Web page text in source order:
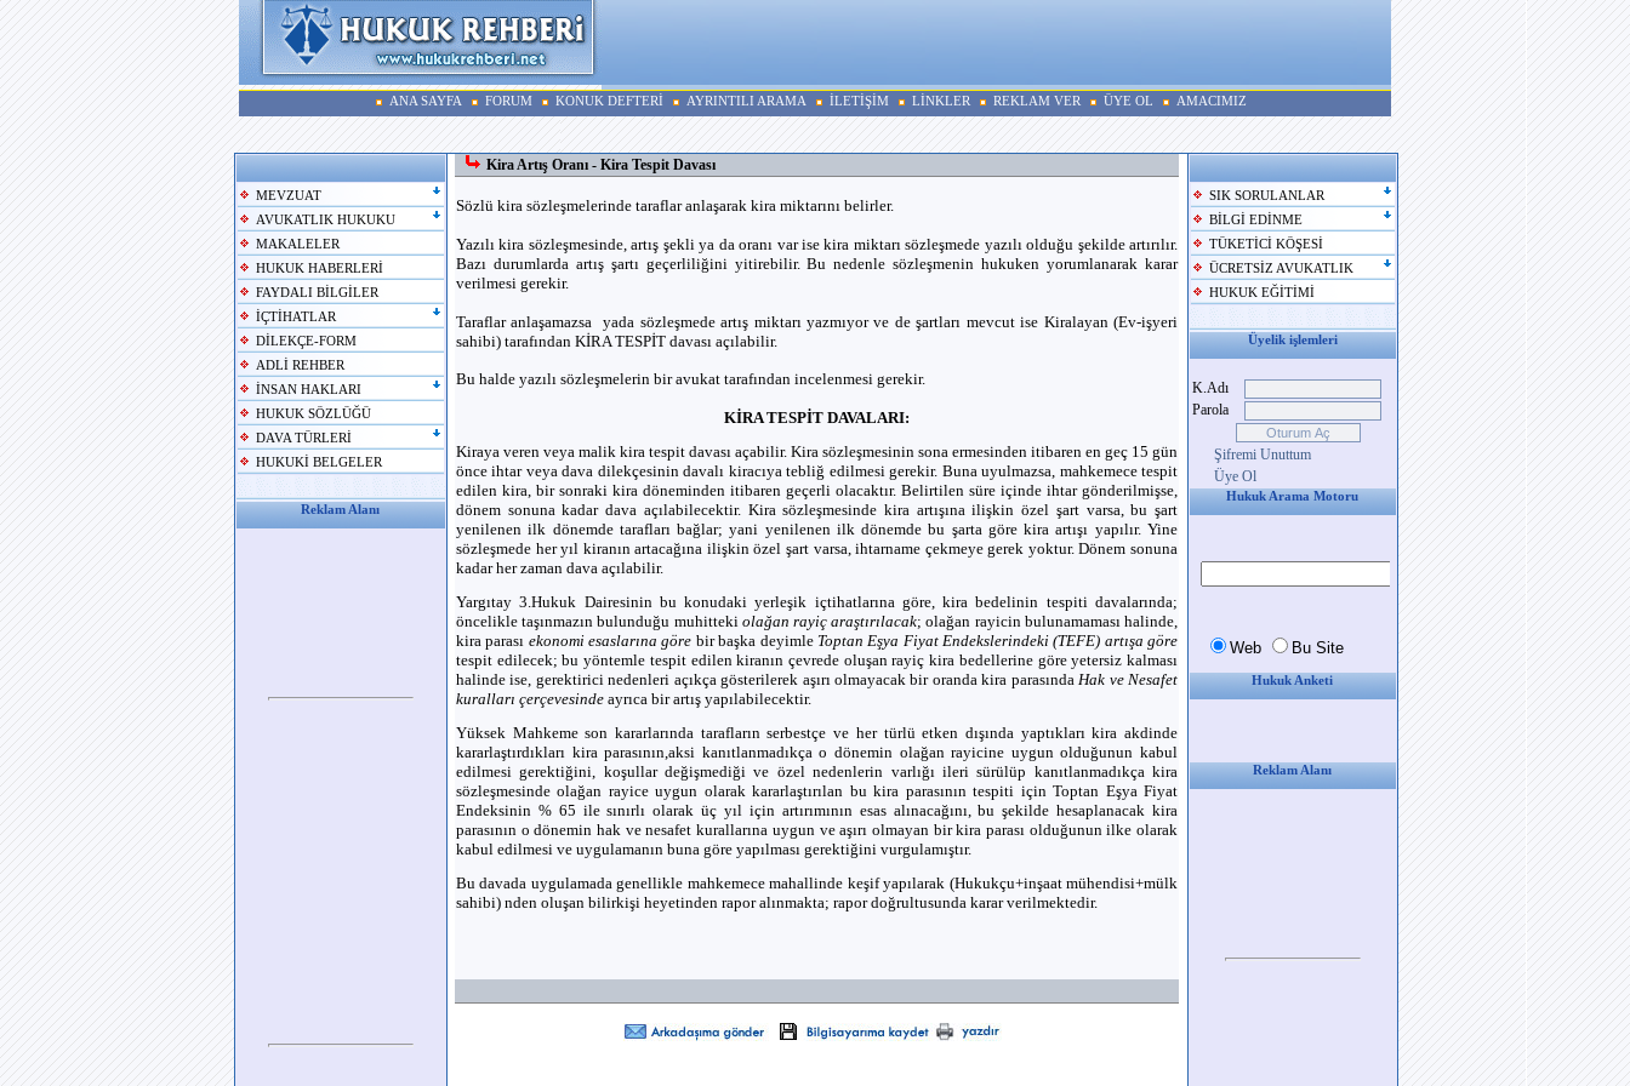
ANA SAYFA FORUM KONUK DEFTERİ AYRINTILI ARAMA İLETİŞİM LİNKLER REKLAM VER ÜYE OL AMACIMIZ
MEVZUAT
AVUKATLIK HUKUKU
MAKALELER
HUKUK HABERLERİ
FAYDALI BİLGİLER
İÇTİHATLAR
DİLEKÇE-FORM
ADLİ REHBER
İNSAN HAKLARI
HUKUK SÖZLÜĞÜ
DAVA TÜRLERİ
HUKUKİ BELGELER
Reklam Alanı
Kira Artış Oranı - Kira Tespit Davası
Sözlü kira sözleşmelerinde taraflar anlaşarak kira miktarını belirler.
Yazılı kira sözleşmesinde, artış şekli ya da oranı var ise kira miktarı sözleşmede yazılı olduğu şekilde artırılır.
Bazı durumlarda artış şartı geçerliliğini yitirebilir. Bu nedenle sözleşmenin hukuken yorumlanarak karar
verilmesi gerekir.
Taraflar anlaşamazsa yada sözleşmede artış miktarı yazmıyor ve de şartları mevcut ise Kiralayan (Ev-işyeri
sahibi) tarafından KİRA TESPİT davası açılabilir.
Bu halde yazılı sözleşmelerin bir avukat tarafından incelenmesi gerekir.
KİRA TESPİT DAVALARI:
Kiraya veren veya malik kira tespit davası açabilir. Kira sözleşmesinin sona ermesinden itibaren en geç 15 gün
önce ihtar veya dava dilekçesinin davalı kiracıya tebliğ edilmesi gerekir. Buna uyulmazsa, mahkemece tespit
edilen kira, bir sonraki kira döneminden itibaren geçerli olacaktır. Belirtilen süre içinde ihtar gönderilmişse,
dönem sonuna kadar dava açılabilecektir. Kira sözleşmesinde kira artışına ilişkin özel şart varsa, bu şart
yenilenen ilk dönemde tarafları bağlar; yani yenilenen ilk dönemde bu şarta göre kira artışı yapılır. Yine
sözleşmede her yıl kiranın artacağına ilişkin özel şart varsa, ihtarname çekmeye gerek yoktur. Dönem sonuna
kadar her zaman dava açılabilir.
Yargıtay 3.Hukuk Dairesinin bu konudaki yerleşik içtihatlarına göre, kira bedelinin tespiti davalarında;
öncelikle taşınmazın bulunduğu muhitteki olağan rayiç araştırılacak; olağan rayicin bulunamaması halinde,
kira parası ekonomi esaslarına göre bir başka deyimle Toptan Eşya Fiyat Endekslerindeki (TEFE) artışa göre
tespit edilecek; bu yöntemle tespit edilen kiranın çevrede oluşan rayiç kira bedellerine göre yetersiz kalması
halinde ise, gerektirici nedenleri açıkça gösterilerek aşırı olmayacak bir oranda kira parasındaHak ve Nesafet
kuralları çerçevesinde ayrıca bir artış yapılabilecektir.
Yüksek Mahkeme son kararlarında tarafların serbestçe ve her türlü etken dışında yaptıkları kira akdinde
kararlaştırdıkları kira parasının,aksi kanıtlanmadıkça o dönemin olağan rayicine uygun olduğunun kabul
edilmesi gerektiğini, koşullar değişmediği ve özel nedenlerin varlığı ileri sürülüp kanıtlanmadıkça kira
sözleşmesinde olağan rayice uygun olarak kararlaştırılan bu kira parasının tespiti için Toptan Eşya Fiyat
Endeksinin % 65 ile sınırlı olarak üç yıl için artırımının esas alınacağını, bu şekilde hesaplanacak kira
parasının o dönemin hak ve nesafet kurallarına uygun ve aşırı olmayan bir kira parası olduğunun ilke olarak
kabul edilmesi ve uygulamanın buna göre yapılması gerektiğini vurgulamıştır.
Bu davada uygulamada genellikle mahkemece mahallinde keşif yapılarak (Hukukçu+inşaat mühendisi+mülk
sahibi) nden oluşan bilirkişi heyetinden rapor alınmakta; rapor doğrultusunda karar verilmektedir.
SIK SORULANLAR
BİLGİ EDİNME
TÜKETİCİ KÖŞESİ
ÜCRETSİZ AVUKATLIK
HUKUK EĞİTİMİ
Üyelik işlemleri
K.Adı
Parola
Şifremi Unuttum
Üye Ol
Hukuk Arama Motoru
Hukuk Anketi
Reklam Alanı